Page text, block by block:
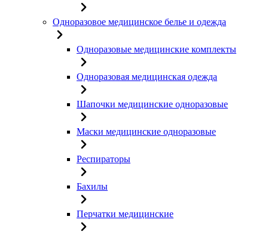
Одноразовое медицинское белье и одежда
Одноразовые медицинские комплекты
Одноразовая медицинская одежда
Шапочки медицинские одноразовые
Маски медицинские одноразовые
Респираторы
Бахилы
Перчатки медицинские